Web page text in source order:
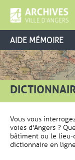
AIDE MÉMOIRE
Vous vous
voies d'Angers ?
bâtiment ou le lieu-
dictionnaire en